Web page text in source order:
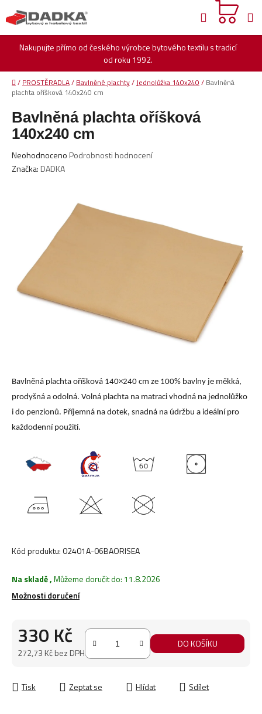
na
obsah
Nakupujte přímo od českého výrobce bytového textilu s tradicí
od roku 1992.
Hledat
Domů
/ PROSTĚRADLA/ Bavlněné plachty/Jednolůžka 140x240 / Bavlněná
plachta oříšková 140x240 cm
Bavlněná plachta oříšková 140×240 cm ze 100% bavlny je měkká,
prodyšná a odolná. Volná plachta na matraci vhodná na jednolůžko
i do penzionů. Příjemná na dotek, snadná na údržbu a ideální pro
každodenní použití.
Kód produktu:02401A-06BAORISEA
Na skladě,Můžeme doručit do: 11.8.2026
Možnosti doručení
330 Kč
272,73 Kč bez DPH
DO KOŠÍKU
Tisk Zeptat se Hlídat Sdílet
Bavlněná plachta oříšková
140x240 cm
Průměrné
hodnocení
hvězdiček.
Neohodnoceno Podrobnosti hodnocení
Značka: DADKA